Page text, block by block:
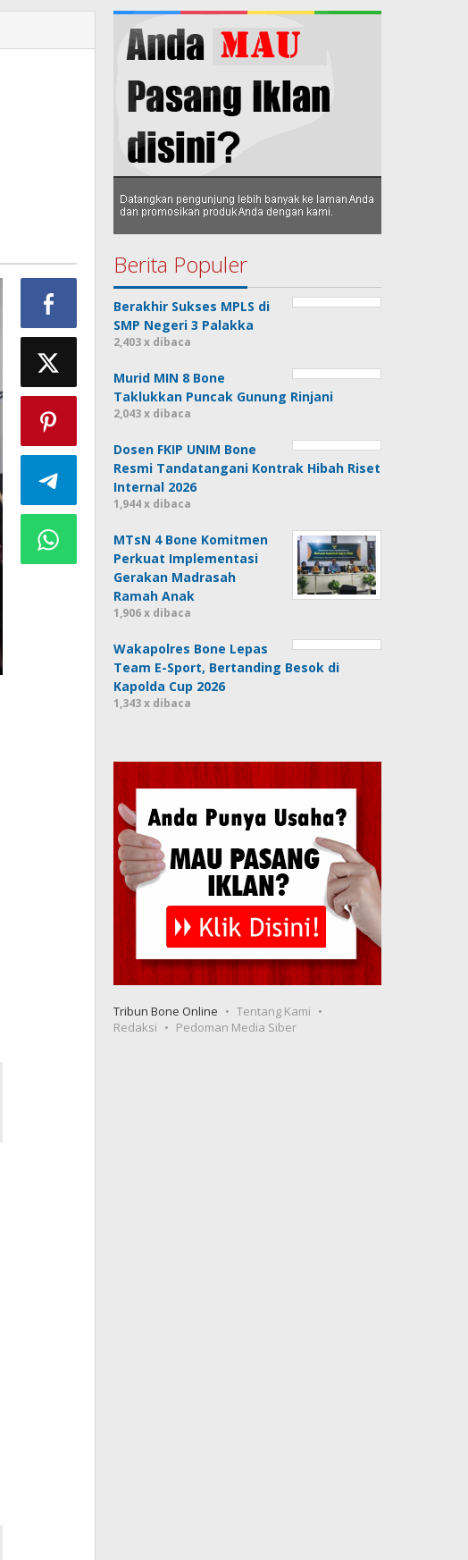
Berita Populer
Berakhir Sukses MPLS di
SMP Negeri 3 Palakka
2,403 x dibaca
Murid MIN 8 Bone
Taklukkan Puncak Gunung Rinjani
2,043 x dibaca
Dosen FKIP UNIM Bone
Resmi Tandatangani Kontrak Hibah Riset
Internal 2026
1,944 x dibaca
MTsN 4 Bone Komitmen
Perkuat Implementasi
Gerakan Madrasah
Ramah Anak
1,906 x dibaca
Wakapolres Bone Lepas
Team E-Sport, Bertanding Besok di
Kapolda Cup 2026
1,343 x dibaca
Tribun Bone Online
Tentang Kami
Redaksi
Pedoman Media Siber